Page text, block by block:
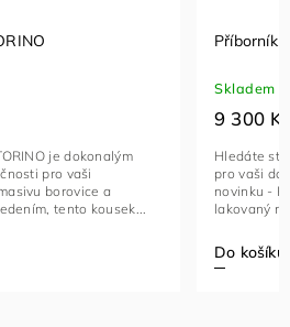
je dokonalým
pro vaši
borovice a
tento kousek...
Příborník
Skladem
9 300
Do košíku
Hledáte
pro vaši
novinku -
lakovaný